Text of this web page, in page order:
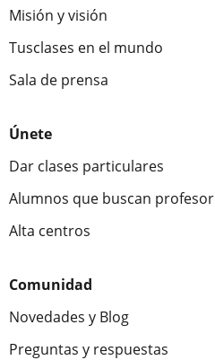
Misión y visión
Tusclases en el mundo
Sala de prensa
Únete
Dar clases particulares
Alumnos que buscan profesor
Alta centros
Comunidad
Novedades y Blog
Preguntas y respuestas